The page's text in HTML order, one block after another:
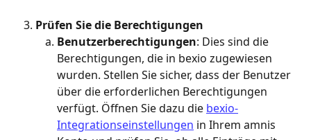
Prüfen Sie die Berechtigungen
Benutzerberechtigungen: Dies sind die
Berechtigungen, die in bexio zugewiesen
wurden. Stellen Sie sicher, dass der Benutzer
über die erforderlichen Berechtigungen
verfügt. Öffnen Sie dazu die bexio-
Integrationseinstellungen in Ihrem amnis